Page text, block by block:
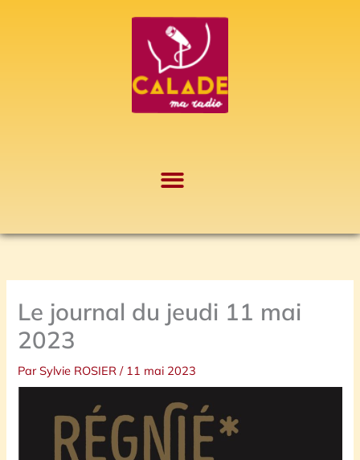
Le journal du jeudi 11 mai
2023
ParSylvie ROSIER/ 11 mai 2023